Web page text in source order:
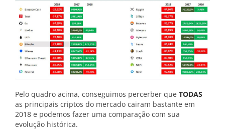
Pelo quadro acima, conseguimos percerber que TODAS
as principais criptos do mercado cairam bastante em
2018 e podemos fazer uma comparação com sua
evolução histórica.